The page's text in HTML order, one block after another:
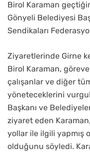
Birol Karaman
Gönyeli Belediyesi
Sendikaları
Ziyaretlerinde Girne
Birol Karaman,
çalışanlar ve diğer
yöneteceklerini
Başkanı ve
ziyaret eden
yollar ile ilgili yapmış
olduğunu söyledi.